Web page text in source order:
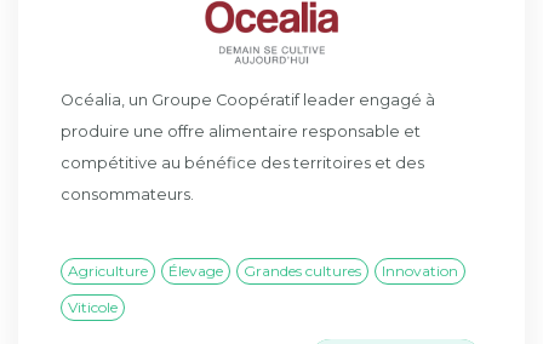
Océalia, un Groupe Coopératif leader engagé à
produire une offre alimentaire responsable et
compétitive au bénéfice des territoires et des
consommateurs.
Agriculture Élevage Grandes cultures
Innovation
Viticole